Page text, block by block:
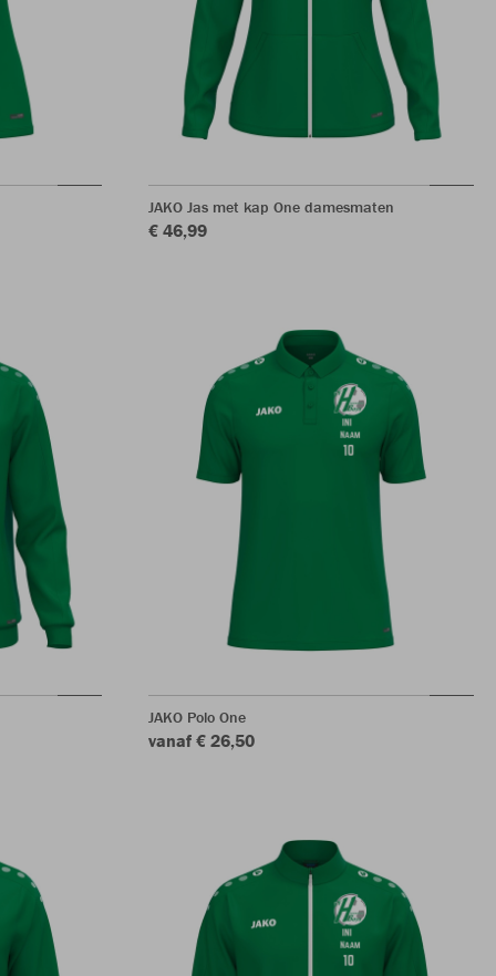
JAKO Jas met kap One damesmaten
€ 46,99
JAKO Polo One
vanaf € 26,50